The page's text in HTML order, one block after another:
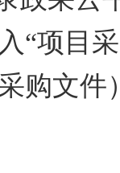
“项目
购文件